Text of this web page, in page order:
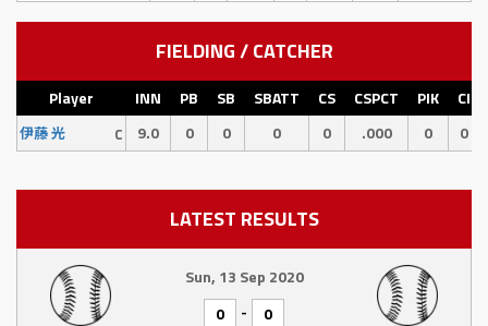
FIELDING / CATCHER
Player INN PB SB SBATT CS CSPCT PIK CI
伊藤 光 C 9.0 0 0 0 0 .000 0 0
LATEST RESULTS
Sun, 13 Sep 2020
0
- 0